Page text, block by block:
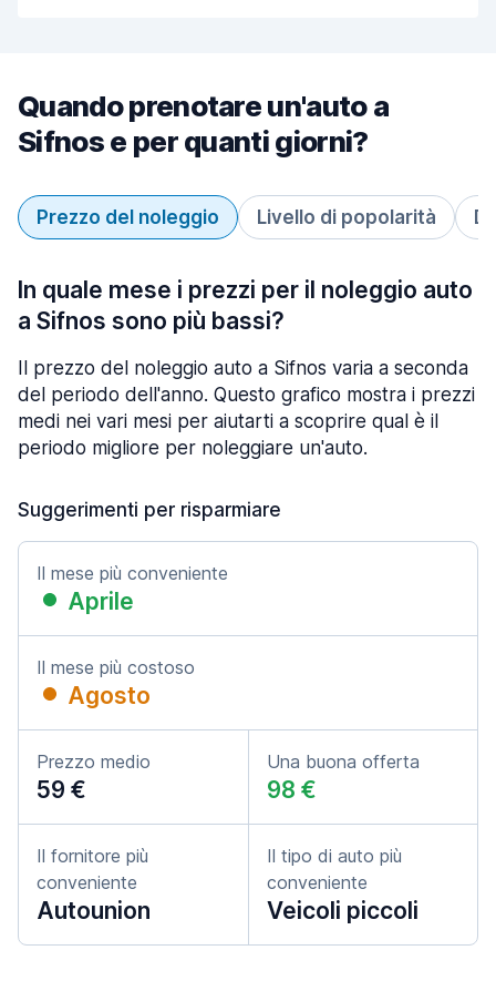
Quando prenotare un'auto a
Sifnos e per quanti giorni?
Prezzo del noleggio Livello di popolarità
In quale mese i prezzi per il noleggio auto
a Sifnos sono più bassi?
Il prezzo del noleggio auto a Sifnos varia a seconda
del periodo dell'anno. Questo grafico mostra i prezzi
medi nei vari mesi per aiutarti a scoprire qual è il
periodo migliore per noleggiare un'auto.
Suggerimenti per risparmiare
Il mese più conveniente
Aprile
Il mese più costoso
Agosto
Prezzo medio
59 €
Una buona offerta
98 €
Il fornitore più
conveniente
Autounion
Il tipo di auto più
conveniente
Veicoli piccoli